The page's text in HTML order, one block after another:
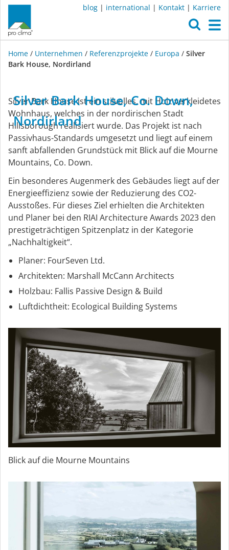
blog | international | Kontakt | Karriere
Home / Unternehmen / Referenzprojekte / Europa / Silver
Bark House, Nordirland
Silver
Bark
House,
Nordirland
Silver Bark House, Co. Down,
Nordirland
Silver Bark House ist ein stilvolles, mit Holz verkleidetes
Wohnhaus, welches in der nordirischen Stadt
Hillsborough realisiert wurde. Das Projekt ist nach
Passivhaus-Standards umgesetzt und liegt auf einem
sanft abfallenden Grundstück mit Blick auf die Mourne
Mountains, Co. Down.
Ein besonderes Augenmerk des Gebäudes liegt auf der
Energieeffizienz sowie der Reduzierung des CO2-
Ausstoßes. Für dieses Ziel erhielten die Architekten
und Planer bei den RIAI Architecture Awards 2023 den
prestigeträchtigen Spitzenplatz in der Kategorie
„Nachhaltigkeit“.
Planer: FourSeven Ltd.
Architekten: Marshall McCann Architects
Holzbau: Fallis Passive Design & Build
Luftdichtheit: Ecological Building Systems
Blick auf die Mourne Mountains